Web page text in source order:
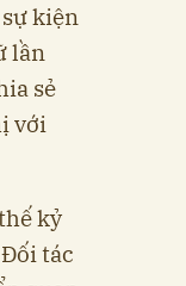
kiện
lần
sẻ
với
kỷ
tác